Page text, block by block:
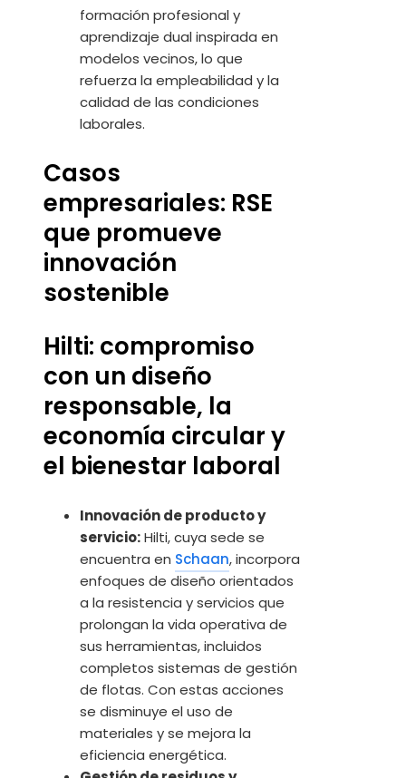
formación profesional y
aprendizaje dual inspirada en
modelos vecinos, lo que
refuerza la empleabilidad y la
calidad de las condiciones
laborales.
Casos
empresariales: RSE
que promueve
innovación
sostenible
Hilti: compromiso
con un diseño
responsable, la
economía circular y
el bienestar laboral
Innovación de producto y
servicio:Hilti, cuya sede se
encuentra en Schaan, incorpora
enfoques de diseño orientados
a la resistencia y servicios que
prolongan la vida operativa de
sus herramientas, incluidos
completos sistemas de gestión
de flotas. Con estas acciones
se disminuye el uso de
materiales y se mejora la
eficiencia energética.